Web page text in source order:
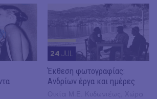
24 JUL
Έκθεση φωτογραφίας:
Ανδρίων έργα και ημέρες